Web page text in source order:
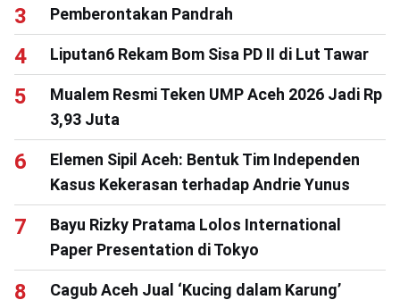
Pemberontakan Pandrah
Liputan6 Rekam Bom Sisa PD II di Lut Tawar
Mualem Resmi Teken UMP Aceh 2026 Jadi Rp
3,93 Juta
Elemen Sipil Aceh: Bentuk Tim Independen
Kasus Kekerasan terhadap Andrie Yunus
Bayu Rizky Pratama Lolos International
Paper Presentation di Tokyo
Cagub Aceh Jual ‘Kucing dalam Karung’